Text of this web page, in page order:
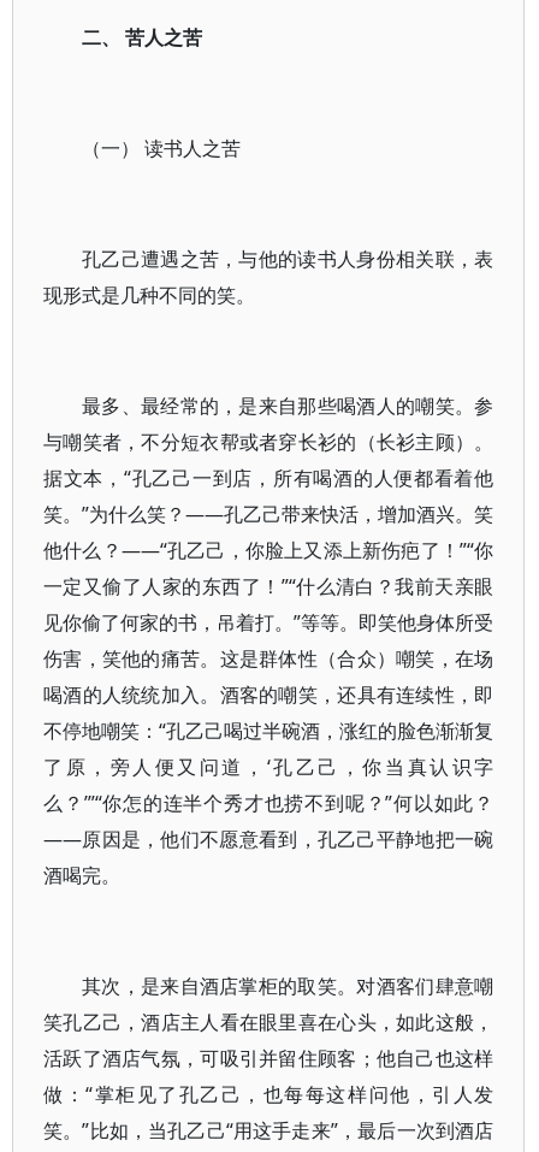
二、 苦人之苦
（一） 读书人之苦
孔乙己遭遇之苦，与他的读书人身份相关联，表
现形式是几种不同的笑。
最多、最经常的，是来自那些喝酒人的嘲笑。参
与嘲笑者，不分短衣帮或者穿长衫的（长衫主顾）。
据文本，“孔乙己一到店，所有喝酒的人便都看着他
笑。”为什么笑？——孔乙己带来快活，增加酒兴。笑
他什么？——“孔乙己，你脸上又添上新伤疤了！”“你
一定又偷了人家的东西了！”“什么清白？我前天亲眼
见你偷了何家的书，吊着打。”等等。即笑他身体所受
伤害，笑他的痛苦。这是群体性（合众）嘲笑，在场
喝酒的人统统加入。酒客的嘲笑，还具有连续性，即
不停地嘲笑：“孔乙己喝过半碗酒，涨红的脸色渐渐复
了原，旁人便又问道，‘孔乙己，你当真认识字
么？’”“你怎的连半个秀才也捞不到呢？”何以如此？
——原因是，他们不愿意看到，孔乙己平静地把一碗
酒喝完。
其次，是来自酒店掌柜的取笑。对酒客们肆意嘲
笑孔乙己，酒店主人看在眼里喜在心头，如此这般，
活跃了酒店气氛，可吸引并留住顾客；他自己也这样
做：“掌柜见了孔乙己，也每每这样问他，引人发
笑。”比如，当孔乙己“用这手走来”，最后一次到酒店